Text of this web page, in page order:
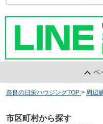
ペ
奈良の日栄ハウジングTOP > 周辺
市区町村から探す